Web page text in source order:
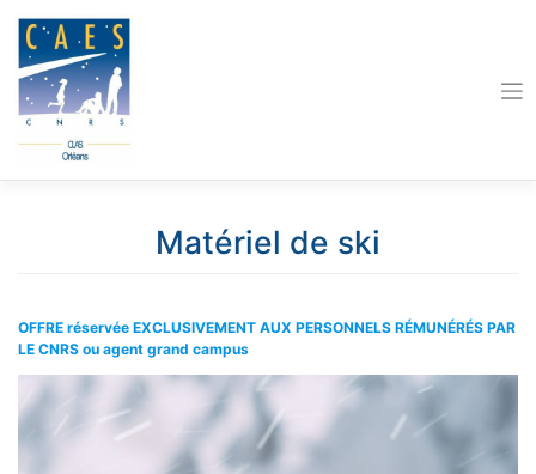
content
Matériel de ski
OFFRE réservée EXCLUSIVEMENT AUX PERSONNELS RÉMUNÉRÉS PAR
LE CNRS ou agent grand campus